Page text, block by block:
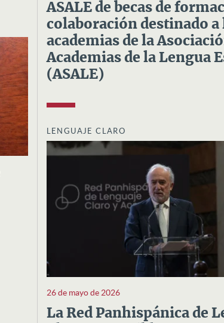
ASALE de becas de
colaboración destinado a
academias de la
Academias de la Lengua
(ASALE)
LENGUAJE CLARO
26 de mayo de 2026
La Red Panhispánica de